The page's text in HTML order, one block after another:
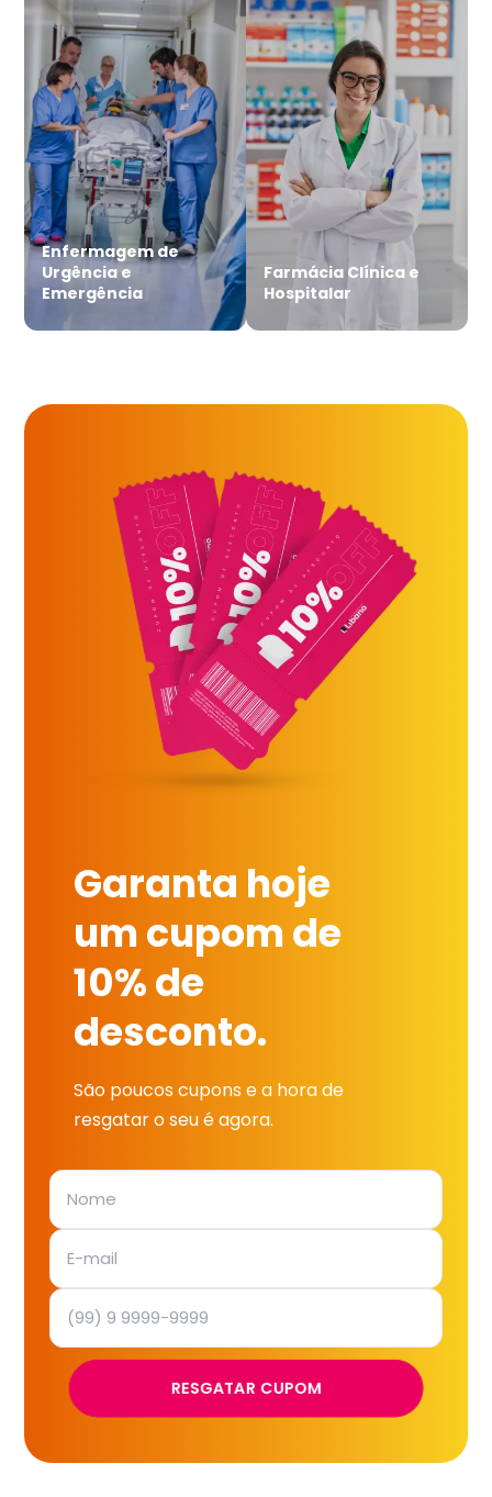
Enfermagem de
Urgência e
Emergência
Farmácia Clínica e
Hospitalar
Garanta hoje
um cupom de
10% de
desconto.
São poucos cupons e a hora de
resgatar o seu é agora.
RESGATAR CUPOM